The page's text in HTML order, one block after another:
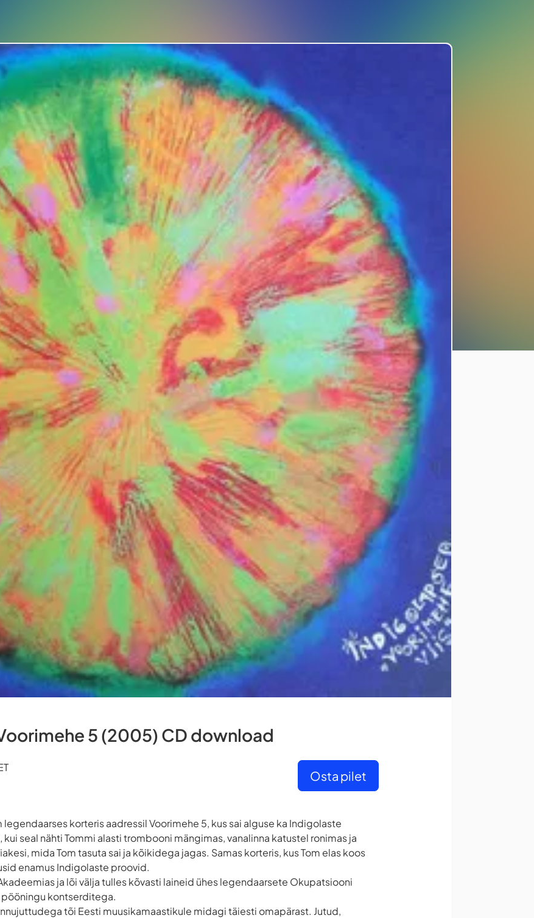
5 (2005) CD download
Osta pilet
korteris aadressil Voorimehe 5, kus sai alguse ka Indigolaste
kui seal nähti Tommi alasti trombooni mängimas, vanalinna katustel ronimas ja
mida Tom tasuta sai ja kõikidega jagas. Samas korteris, kus Tom elas koos
enamus Indigolaste proovid.
ja lõi välja tulles kõvasti laineid ühes legendaarsete Okupatsiooni
pööningu kontserditega.
tõi Eesti muusikamaastikule midagi täiesti omapärast. Jutud,